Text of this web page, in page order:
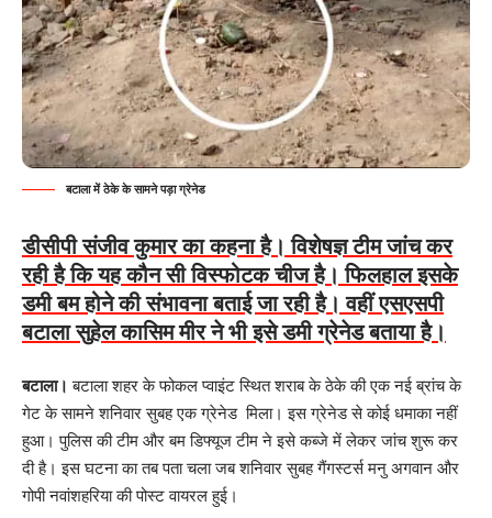
बटाला में ठेके के सामने पड़ा ग्रेनेड
डीसीपी संजीव कुमार का कहना है। विशेषज्ञ टीम जांच कर
रही है कि यह कौन सी विस्फोटक चीज है। फिलहाल इसके
डमी बम होने की संभावना बताई जा रही है। वहीं एसएसपी
बटाला सुहेल कासिम मीर ने भी इसे डमी ग्रेनेड बताया है।
बटाला।बटाला शहर के फोकल प्वाइंट स्थित शराब के ठेके की एक नई ब्रांच के
गेट के सामने शनिवार सुबह एक ग्रेनेड मिला। इस ग्रेनेड से कोई धमाका नहीं
हुआ। पुलिस की टीम और बम डिफ्यूज टीम ने इसे कब्जे में लेकर जांच शुरू कर
दी है। इस घटना का तब पता चला जब शनिवार सुबह गैंगस्टर्स मनु अगवान और
गोपी नवांशहरिया की पोस्ट वायरल हुई।